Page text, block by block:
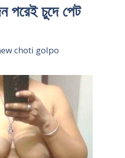
পরেই চুদে পেট
choti golpo